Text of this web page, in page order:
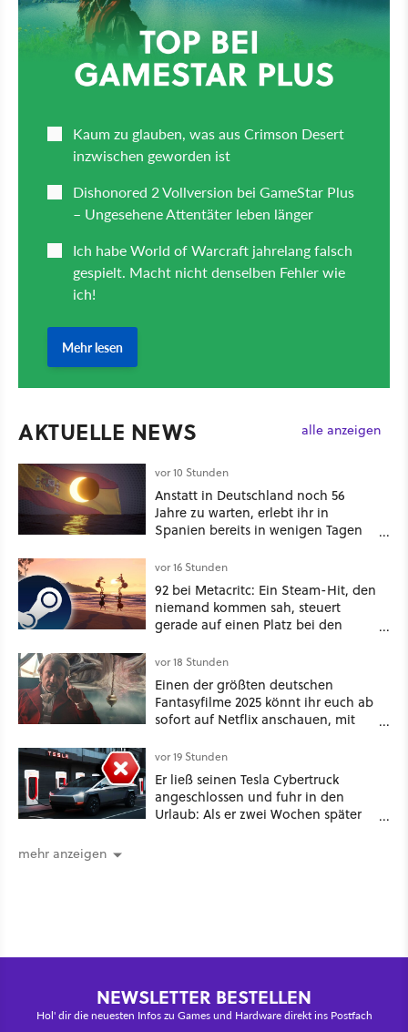
AKTUELLE NEWS alle anzeigen
vor 10 Stunden
Anstatt in Deutschland noch 56
Jahre zu warten, erlebt ihr in
Spanien bereits in wenigen Tagen
vor 16 Stunden
92 bei Metacritc: Ein Steam-Hit, den
niemand kommen sah, steuert
gerade auf einen Platz bei den
vor 18 Stunden
Einen der größten deutschen
Fantasyfilme 2025 könnt ihr euch ab
sofort auf Netflix anschauen, mit
vor 19 Stunden
Er ließ seinen Tesla Cybertruck
angeschlossen und fuhr in den
Urlaub: Als er zwei Wochen später
mehr anzeigen
NEWSLETTER BESTELLEN
Hol' dir die neuesten Infos zu Games und Hardware direkt ins Postfach